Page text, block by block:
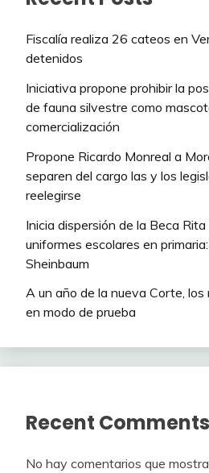
Fiscalía realiza 26 cateos en
detenidos
Iniciativa propone prohibir la
de fauna silvestre como
comercialización
Propone Ricardo Monreal a
separen del cargo las y los
reelegirse
Inicia dispersión de la Beca
uniformes escolares en
Sheinbaum
A un año de la nueva Corte,
en modo de prueba
Recent Comments
No hay comentarios que